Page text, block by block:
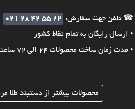
☎ تلفن جهت سفارش:
021 28 42 55 22
• ارسال رایگان به تمام نقاط کشور
• مدت زمان ساخت محصولات 24 الی 72 ساعت می‌باشد.
محصولات بیشتر از دستبند طلا